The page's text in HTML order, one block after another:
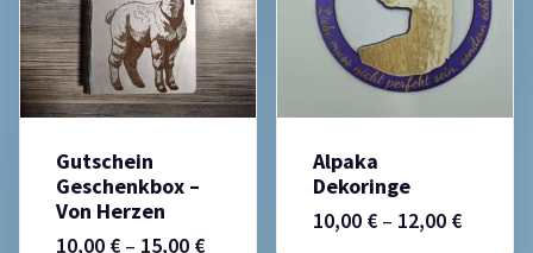
Gutschein
Geschenkbox –
Von Herzen
10,00 € – 15,00 €
Alpaka
Dekoringe
10,00 € – 12,00 €